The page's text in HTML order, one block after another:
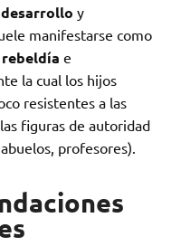
desarrollo y
manifestarse como
e
la cual los hijos
resistentes a las
figuras de autoridad
profesores).